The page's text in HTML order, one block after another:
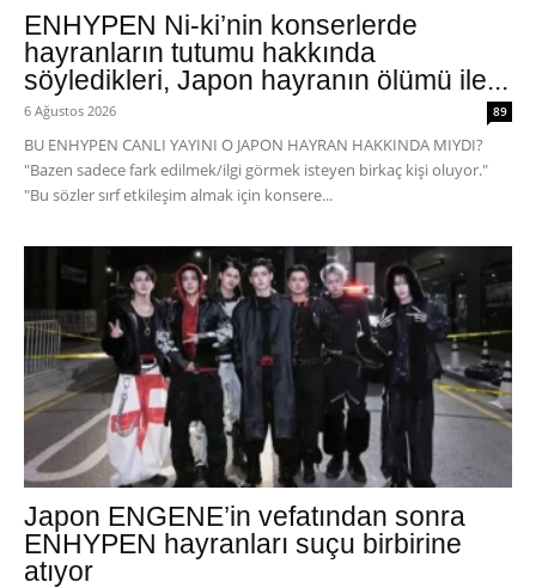
ENHYPEN Ni-ki’nin konserlerde
hayranların tutumu hakkında
söyledikleri, Japon hayranın ölümü ile...
6 Ağustos 2026 89
BU ENHYPEN CANLI YAYINI O JAPON HAYRAN HAKKINDA MIYDI?
"Bazen sadece fark edilmek/ilgi görmek isteyen birkaç kişi oluyor."
"Bu sözler sırf etkileşim almak için konsere...
Japon ENGENE’in vefatından sonra
ENHYPEN hayranları suçu birbirine
atıyor